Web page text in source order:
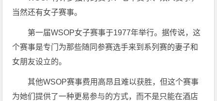
当然还有女子赛事。
第一届WSOP女子赛事于1977年举行。据传说，这
个赛事是专门为那些随同参赛选手来到系列赛的妻子和
女朋友设立的。
其他WSOP赛事费用高昂且难以获胜，但这个赛事
为她们提供了一种更易参与的方式，而不是只能在酒店